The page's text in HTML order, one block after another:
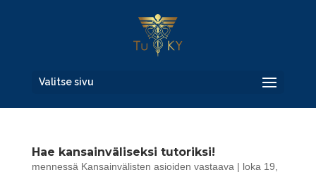
Valitse sivu
Hae kansainväliseksi tutoriksi!
mennessä Kansainvälisten asioiden vastaava | loka 19,